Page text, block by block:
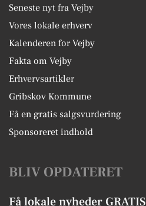
Seneste nyt fra Vejby
Vores lokale erhverv
Kalenderen for Vejby
Fakta om Vejby
Erhvervsartikler
Gribskov Kommune
Få en gratis salgsvurdering
Sponsoreret indhold
BLIV OPDATERET
Få lokale nyheder GRATIS